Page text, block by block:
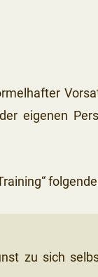
eigenen
zu sich